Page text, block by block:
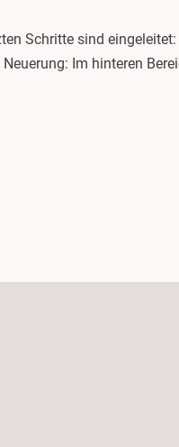
Schritte sind
Im hinteren